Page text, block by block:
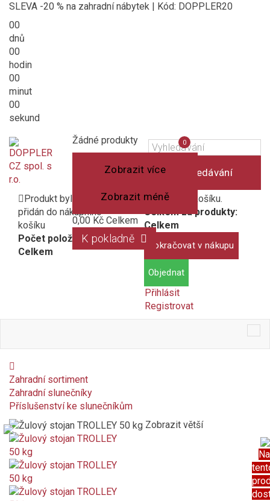
SLEVA -20 % na zahradní nábytek | Kód: DOPPLER20
00
dnů
00
hodin
00
minut
00
sekund
Vyhledávání
Košík
(prázdný)
Žádné produkty
Zobrazit více
Zobrazit méně
0,00 Kč Celkem
K pokladně
Produkt byl úspěšně
přidán do nákupního
košíku
Počet položek:
Celkem
1 produkt v košíku.
Celkem za produkty:
Celkem
Pokračovat v nákupu
Objednat
Přihlásit
Registrovat
Porovnání
produktů
0
Zahradní sortiment
Zahradní slunečníky
Příslušenství ke slunečníkům
Na
Zobrazit větší